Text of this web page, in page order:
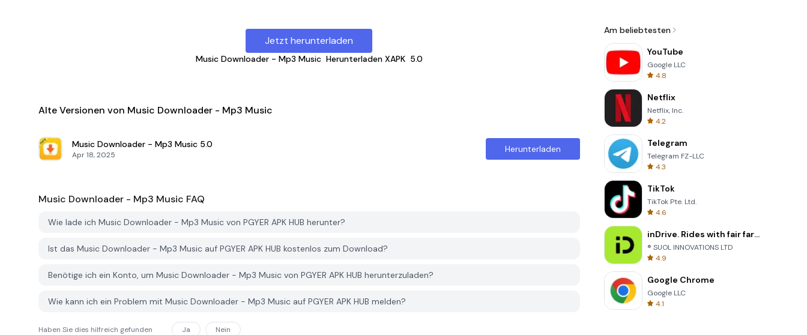
Jetzt herunterladen
Music Downloader - Mp3 Music Herunterladen XAPK 5.0
Alte Versionen von Music Downloader - Mp3 Music
Music Downloader - Mp3 Music 5.0
Apr 18, 2025
Herunterladen
Music Downloader - Mp3 Music FAQ
Wie lade ich Music Downloader - Mp3 Music von PGYER APK HUB herunter?
Ist das Music Downloader - Mp3 Music auf PGYER APK HUB kostenlos zum Download?
Benötige ich ein Konto, um Music Downloader - Mp3 Music von PGYER APK HUB herunterzuladen?
Wie kann ich ein Problem mit Music Downloader - Mp3 Music auf PGYER APK HUB melden?
Haben Sie dies hilfreich gefunden Ja Nein
Am beliebtesten
YouTube
Google LLC
4.8
Netflix
Netflix, Inc.
4.2
Telegram
Telegram FZ-LLC
4.3
TikTok
TikTok Pte. Ltd.
4.6
inDrive. Rides with fair fares
® SUOL INNOVATIONS LTD
4.9
Google Chrome
Google LLC
4.1